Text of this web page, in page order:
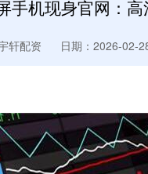
手机现身官网：
轩配资 日期：2026-02-